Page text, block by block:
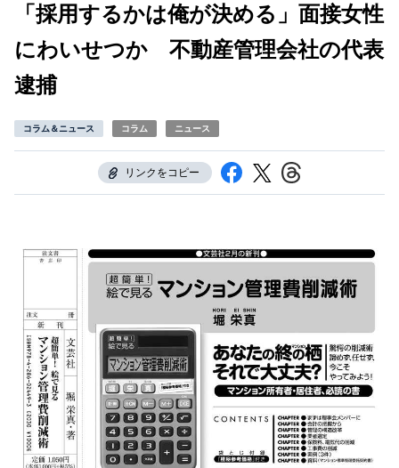
「採用するかは俺が決める」面接女性
にわいせつか 不動産管理会社の代表
逮捕
コラム＆ニュース コラム ニュース
リンクをコピー